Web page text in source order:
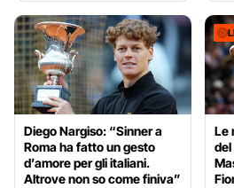
Diego Nargiso: “Sinner a
Roma ha fatto un gesto
d’amore per gli italiani.
Altrove non so come finiva”
Le